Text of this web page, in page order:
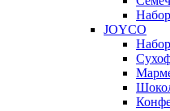
JOYCO